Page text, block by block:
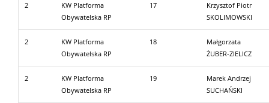
2
KW Platforma
Obywatelska RP
17
Krzysztof Piotr
SKOLIMOWSKI
2
KW Platforma
Obywatelska RP
18
Małgorzata
ŻUBER-ZIELICZ
2
KW Platforma
Obywatelska RP
19
Marek Andrzej
SUCHAŃSKI